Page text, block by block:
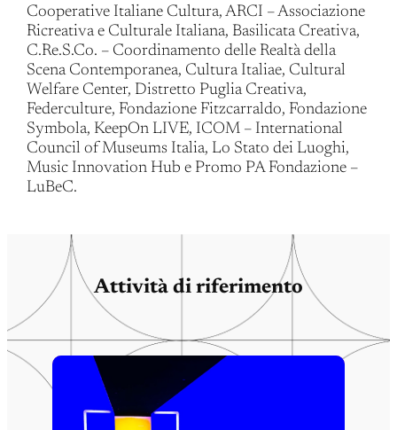
Cooperative Italiane Cultura, ARCI – Associazione
Ricreativa e Culturale Italiana, Basilicata Creativa,
C.Re.S.Co. – Coordinamento delle Realtà della
Scena Contemporanea, Cultura Italiae, Cultural
Welfare Center, Distretto Puglia Creativa,
Federculture, Fondazione Fitzcarraldo, Fondazione
Symbola, KeepOn LIVE, ICOM – International
Council of Museums Italia, Lo Stato dei Luoghi,
Music Innovation Hub e Promo PA Fondazione –
LuBeC.
Attività di riferimento